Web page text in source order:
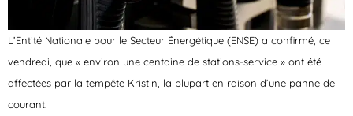
L’Entité Nationale pour le Secteur Énergétique (ENSE) a confirmé, ce
vendredi, que « environ une centaine de stations-service » ont été
affectées par la tempête Kristin, la plupart en raison d’une panne de
courant.